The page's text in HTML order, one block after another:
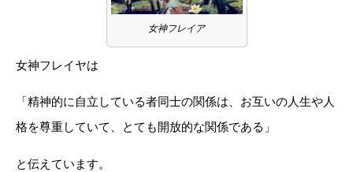
女神フレイア
女神フレイヤは
「精神的に自立している者同士の関係は、お互いの人生や人
格を尊重していて、とても開放的な関係である」
と伝えています。